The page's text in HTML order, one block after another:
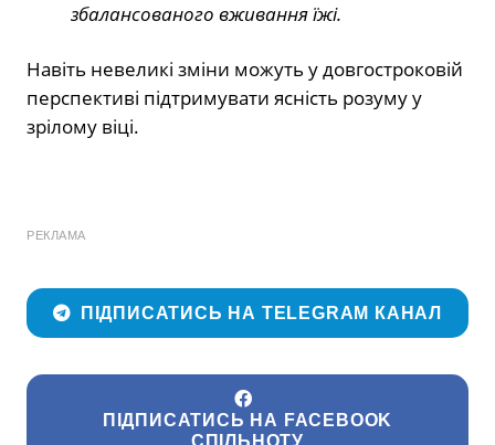
збалансованого вживання їжі.
Навіть невеликі зміни можуть у довгостроковій
перспективі підтримувати ясність розуму у
зрілому віці.
РЕКЛАМА
ПІДПИСАТИСЬ НА TELEGRAM КАНАЛ
ПІДПИСАТИСЬ НА FACEBOOK